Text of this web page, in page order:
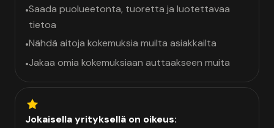
•Saada puolueetonta, tuoretta ja luotettavaa
tietoa
•Nähdä aitoja kokemuksia muilta asiakkailta
•Jakaa omia kokemuksiaan auttaakseen muita
Jokaisella yrityksellä on oikeus: